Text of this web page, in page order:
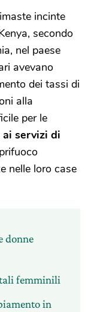
incinte
secondo
nel paese
avevano
dei tassi di
alla
per le
servizi di
nelle loro case
donne
femminili
in